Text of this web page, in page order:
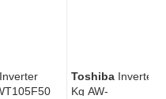
Inverter
Toshiba Inverter
Kg AW-